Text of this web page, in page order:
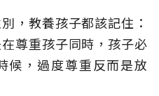
，教養孩子都該記住：
尊重孩子同時，孩子必
候，過度尊重反而是放